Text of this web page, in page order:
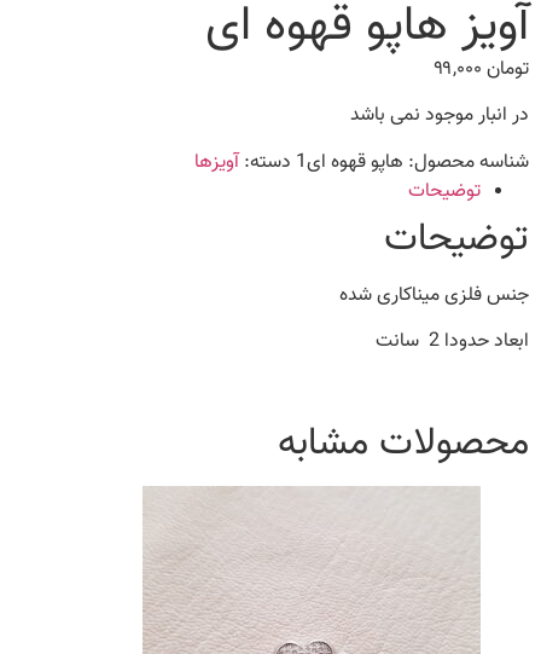
آویز هاپو قهوه ای
تومان
در انبار موجود نمی باشد
شناسه محصول: هاپو قهوه ای1 دسته:آویزها
توضیحات
توضیحات
جنس فلزی میناکاری شده
ابعاد حدودا 2 سانت
محصولات مشابه